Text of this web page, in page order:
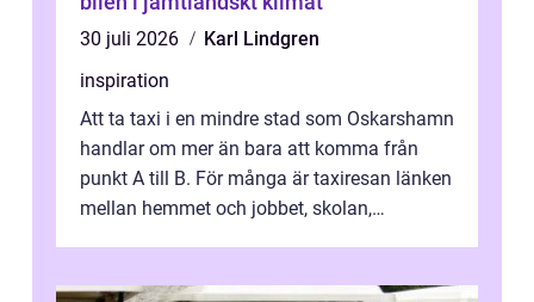
30 juli 2026
Karl Lindgren
inspiration
Att ta taxi i en mindre stad som Oskarshamn
handlar om mer än bara att komma från
punkt A till B. För många är taxiresan länken
mellan hemmet och jobbet, skolan,